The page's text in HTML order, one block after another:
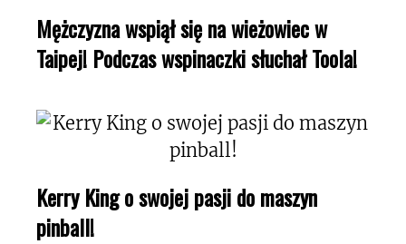
Mężczyzna wspiął się na wieżowiec w
Taipej! Podczas wspinaczki słuchał Toola!
Kerry King o swojej pasji do maszyn
pinball!